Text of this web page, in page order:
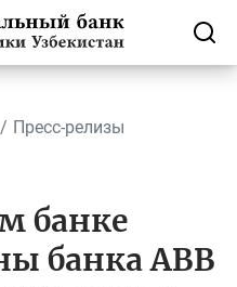
Пресс-релизы
банке
банка АВВ